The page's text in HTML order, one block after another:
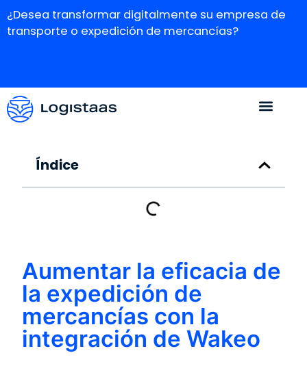
¿Desea transformar digitalmente su empresa de
transporte o expedición de mercancías?
Índice
Aumentar la eficacia de
la expedición de
mercancías con la
integración de Wakeo